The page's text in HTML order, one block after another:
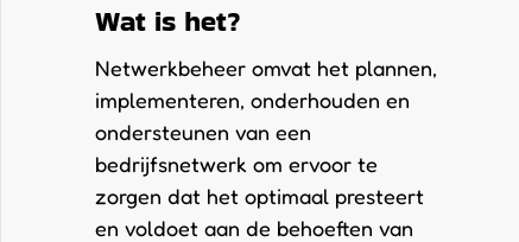
Wat is het?
Netwerkbeheer omvat het plannen,
implementeren, onderhouden en
ondersteunen van een
bedrijfsnetwerk om ervoor te
zorgen dat het optimaal presteert
en voldoet aan de behoeften van